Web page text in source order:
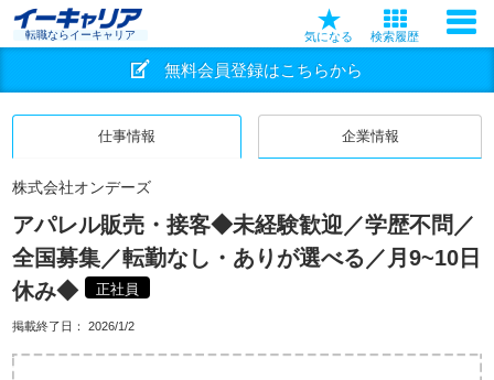
転職ならイーキャリア 気になる 検索履歴
無料会員登録はこちらから
仕事情報 企業情報
株式会社オンデーズ
アパレル販売・接客◆未経験歓迎／学歴不問／
全国募集／転勤なし・ありが選べる／月9~10日
休み◆
正社員
掲載終了日： 2026/1/2